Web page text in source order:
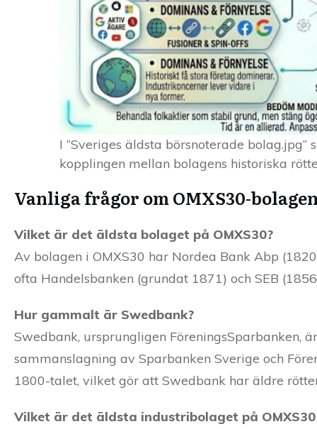
I “Sveriges äldsta börsnoterade
kopplingen mellan bolagens historiska
Vanliga frågor om OMXS30-
Vilket är det äldsta bolaget på OMXS30?
Av bolagen i OMXS30 har Nordea Bank Abp
ofta Handelsbanken (grundat 1871) och SEB
Hur gammalt är Swedbank?
Swedbank, ursprungligen FöreningsSparbanken,
sammanslagning av Sparbanken Sverige och
1800-talet, vilket gör att Swedbank har äldre
Vilket är det äldsta industribolaget på